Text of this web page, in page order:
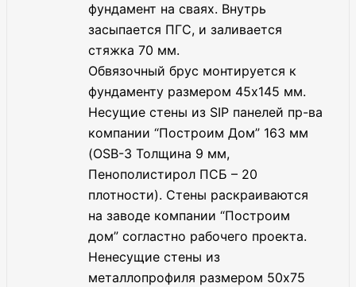
фундамент на сваях. Внутрь
засыпается ПГС, и заливается
стяжка 70 мм.
Обвязочный брус монтируется к
фундаменту размером 45х145 мм.
Несущие стены из SIP панелей пр-ва
компании “Построим Дом” 163 мм
(OSB-3 Толщина 9 мм,
Пенополистирол ПСБ – 20
плотности). Стены раскраиваются
на заводе компании “Построим
дом” согластно рабочего проекта.
Ненесущие стены из
металлопрофиля размером 50х75